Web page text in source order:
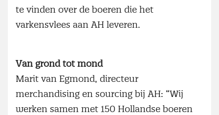
te vinden over de boeren die het
varkensvlees aan AH leveren.
Van grond tot mond
Marit van Egmond, directeur
merchandising en sourcing bij AH: “Wij
werken samen met 150 Hollandse boeren